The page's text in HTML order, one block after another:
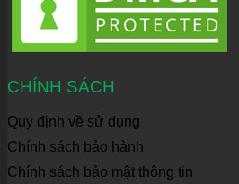
CHÍNH SÁCH
Quy định về sử dụng
Chính sách bảo hành
Chính sách bảo mật thông tin